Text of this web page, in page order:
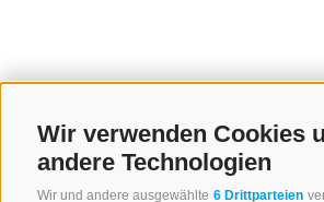
Wir verwenden Cookies
andere Technologien
Wir und andere ausgewählte 6 Drittparteien